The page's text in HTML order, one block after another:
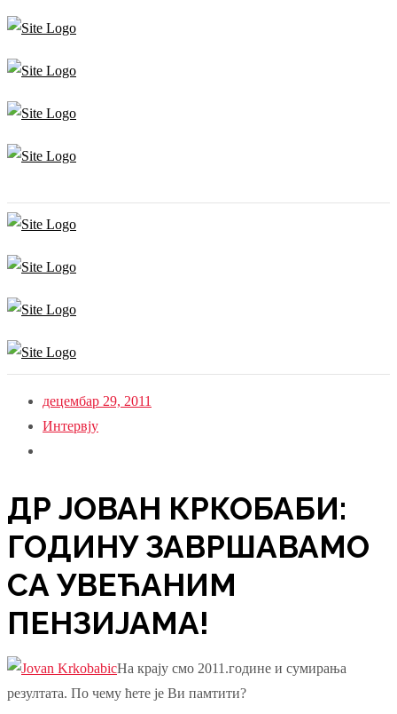
децембар 29, 2011
Интервју
ДР ЈОВАН КРКОБАБИ:
ГОДИНУ ЗАВРШАВАМО
СА УВЕЋАНИМ
ПЕНЗИЈАМА!
На крају смо 2011.године и сумирања
резултата. По чему ћете је Ви памтити?